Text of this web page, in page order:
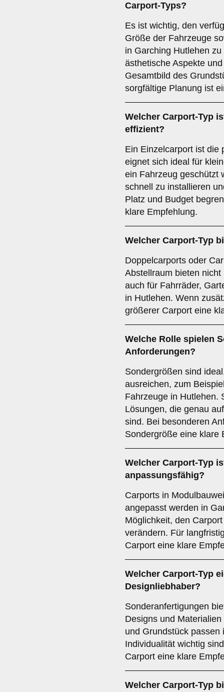
Carport-Typs?
Es ist wichtig, den
Größe der Fahrzeuge
in Garching Hutlehen
ästhetische Aspekte
Gesamtbild des
sorgfältige Planung ist
Welcher Carport-Typ
effizient?
Ein Einzelcarport ist die
eignet sich ideal für
ein Fahrzeug geschützt
schnell zu installieren
Platz und Budget
klare Empfehlung.
Welcher Carport-Typ
Doppelcarports oder
Abstellraum bieten
auch für Fahrräder,
in Hutlehen. Wenn
größerer Carport eine
Welche Rolle spielen
Anforderungen?
Sondergrößen sind
ausreichen, zum
Fahrzeuge in Hutlehen.
Lösungen, die genau
sind. Bei besonderen
Sondergröße eine klare
Welcher Carport-Typ
anpassungsfähig?
Carports in
angepasst werden in
Möglichkeit, den
verändern. Für
Carport eine klare
Welcher Carport-Typ
Designliebhaber?
Sonderanfertigungen
Designs und
und Grundstück
Individualität wichtig
Carport eine klare
Welcher Carport-Typ